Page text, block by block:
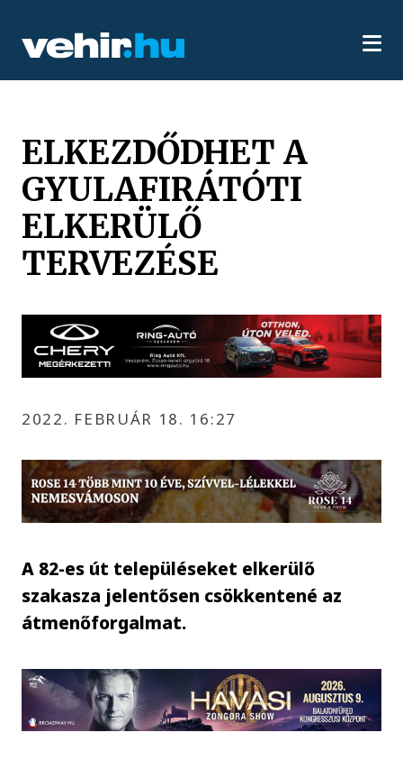
ELKEZDŐDHET A
GYULAFIRÁTÓTI
ELKERÜLŐ
TERVEZÉSE
2022. FEBRUÁR 18. 16:27
A 82-es út településeket elkerülő
szakasza jelentősen csökkentené az
átmenőforgalmat.